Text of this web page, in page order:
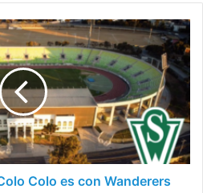
Colo es con Wanderers